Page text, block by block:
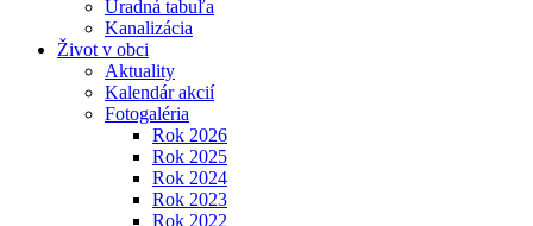
Úradná tabuľa
Kanalizácia
Život v obci
Aktuality
Kalendár akcií
Fotogaléria
Rok 2026
Rok 2025
Rok 2024
Rok 2023
Rok 2022